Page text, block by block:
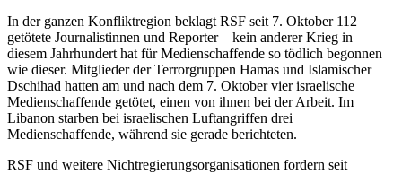
In der ganzen Konfliktregion beklagt RSF seit 7. Oktober 112
getötete Journalistinnen und Reporter – kein anderer Krieg in
diesem Jahrhundert hat für Medienschaffende so tödlich begonnen
wie dieser. Mitglieder der Terrorgruppen Hamas und Islamischer
Dschihad hatten am und nach dem 7. Oktober vier israelische
Medienschaffende getötet, einen von ihnen bei der Arbeit. Im
Libanon starben bei israelischen Luftangriffen drei
Medienschaffende, während sie gerade berichteten.
RSF und weitere Nichtregierungsorganisationen fordern seit